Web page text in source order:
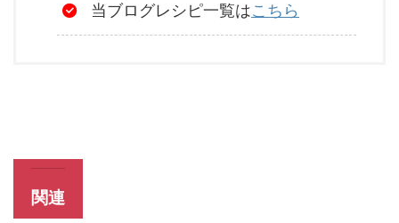
当ブログレシピ一覧はこちら
関連